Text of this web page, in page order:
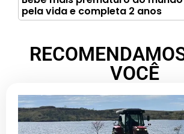
pela vida e completa 2 anos
VOCÊ